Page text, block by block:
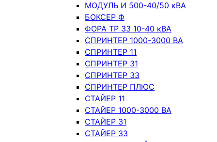
МОДУЛЬ И 500-40/50 кВА
БОКСЕР Ф
ФОРА ТР 33 10-40 кВА
СПРИНТЕР 1000-3000 ВА
СПРИНТЕР 11
СПРИНТЕР 31
СПРИНТЕР 33
СПРИНТЕР ПЛЮС
СТАЙЕР 11
СТАЙЕР 1000-3000 ВА
СТАЙЕР 31
СТАЙЕР 33